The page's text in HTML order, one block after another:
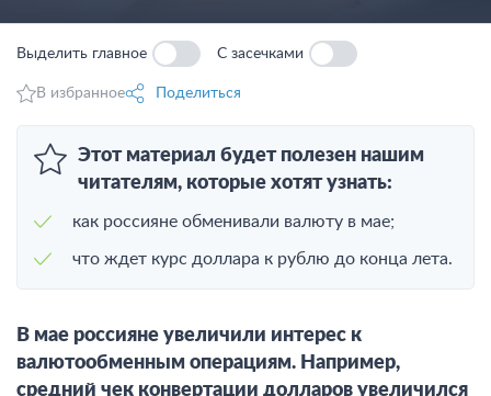
Выделить главное С засечками
В избранное Поделиться
Этот материал будет полезен нашим
читателям, которые хотят узнать:
как россияне обменивали валюту в мае;
что ждет курс доллара к рублю до конца лета.
В мае россияне увеличили интерес к
валютообменным операциям. Например,
средний чек конвертации долларов увеличился